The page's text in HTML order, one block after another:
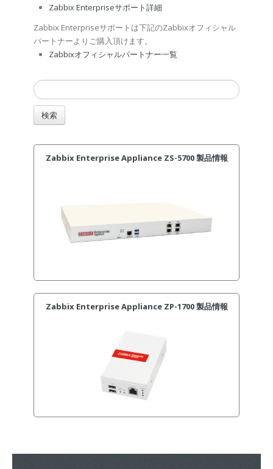
Zabbix Enterpriseサポート詳細
Zabbix Enterpriseサポートは下記のZabbixオフィシャル
パートナーよりご購入頂けます。
Zabbixオフィシャルパートナー一覧
Zabbix Enterprise Appliance ZS-5700 製品情報
Zabbix Enterprise Appliance ZP-1700 製品情報